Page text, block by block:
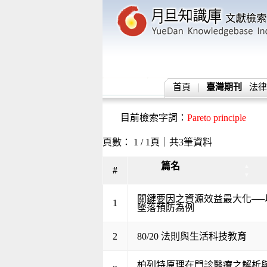
首頁 臺灣期刊 法律
目前檢索字詞： Pareto principle
頁數： 1 / 1頁｜共3筆資料
# 篇名
1
關鍵要因之資源效益最大化──
墜落預防為例
2 80/20 法則與生活科技教育
柏列特原理在門診醫療之解析